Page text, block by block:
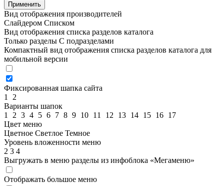
Применить
Вид отображения производителей
Слайдером Списком
Вид отображения списка разделов каталога
Только разделы С подразделами
Компактный вид отображения списка разделов каталога для
мобильной версии
Фиксированная шапка сайта
1
2
Варианты шапок
1
2 3 4 5 6 7 8 9 10 11 12 13 14 15 16 17
Цвет меню
Цветное Светлое Темное
Уровень вложенности меню
2 3 4
Выгружать в меню разделы из инфоблока «Мегаменю»
Отображать большое меню